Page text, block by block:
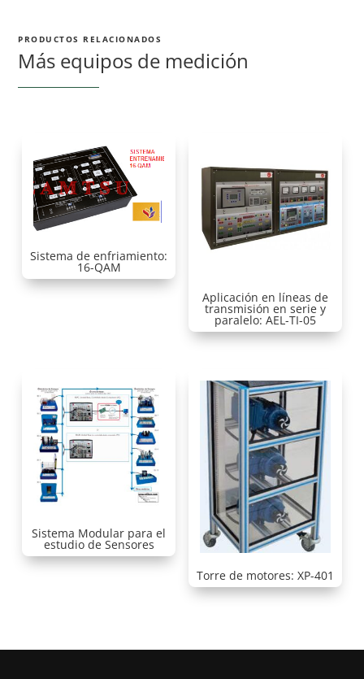
PRODUCTOS RELACIONADOS
Más equipos de medición
Sistema de enfriamiento:
16-QAM
Aplicación en líneas de
transmisión en serie y
paralelo: AEL-TI-05
Sistema Modular para el
estudio de Sensores
Torre de motores: XP-401